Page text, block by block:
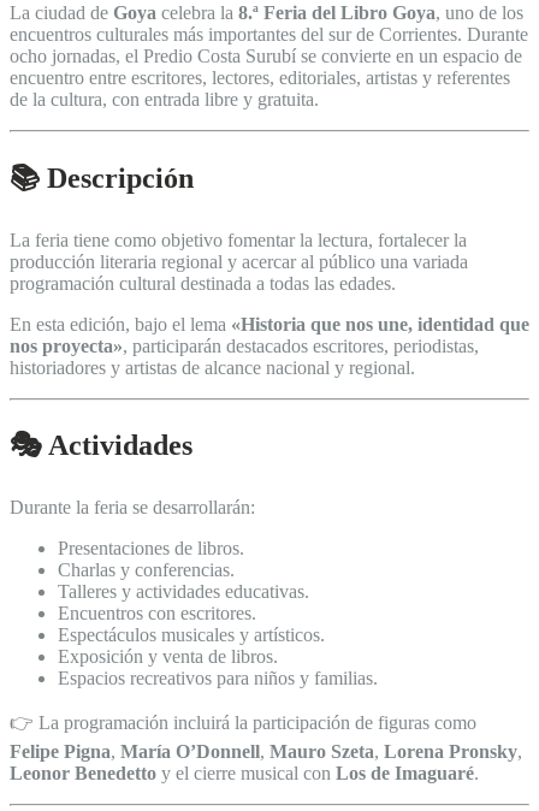
La ciudad de Goya celebra la 8.ª Feria del Libro Goya, uno de los
encuentros culturales más importantes del sur de Corrientes. Durante
ocho jornadas, el Predio Costa Surubí se convierte en un espacio de
encuentro entre escritores, lectores, editoriales, artistas y referentes
de la cultura, con entrada libre y gratuita.
📚 Descripción
La feria tiene como objetivo fomentar la lectura, fortalecer la
producción literaria regional y acercar al público una variada
programación cultural destinada a todas las edades.
En esta edición, bajo el lema «Historia que nos une, identidad que
nos proyecta», participarán destacados escritores, periodistas,
historiadores y artistas de alcance nacional y regional.
🎭 Actividades
Durante la feria se desarrollarán:
Presentaciones de libros.
Charlas y conferencias.
Talleres y actividades educativas.
Encuentros con escritores.
Espectáculos musicales y artísticos.
Exposición y venta de libros.
Espacios recreativos para niños y familias.
👉 La programación incluirá la participación de figuras como
Felipe Pigna, María O’Donnell, Mauro Szeta, Lorena Pronsky,
Leonor Benedetto y el cierre musical con Los de Imaguaré.